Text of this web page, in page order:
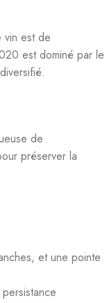
vin est de
est dominé par le
de
préserver la
et une pointe